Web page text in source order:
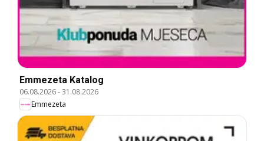
Emmezeta Katalog
06.08.2026-31.08.2026
Emmezeta